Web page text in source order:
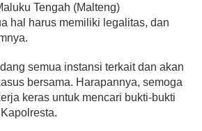
Tengah (Malteng)
hal harus memiliki legalitas, dan
semua instansi terkait dan akan
bersama. Harapannya, semoga
keras untuk mencari bukti-bukti